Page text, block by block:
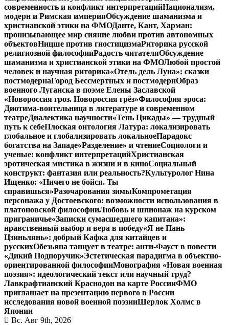
современность и конфликт интерпретацийНационализм,
модерн и Римская империяОбсуждение шаманизма и
христианской этики на ФМОДанте, Кант, Харман:
пронизывающее мир сияние любви против автономных
объектовНицше против гностицизмаРиторика русской
религиозной философииРадость читателяОбсуждение
шаманизма и христианской этики на ФМОЛюбой простой
человек и научная риторика«Отель дель Луна»: сказки
постмодернаГород Бессмертных и постмодернОбраз
военного Луганска в поэме Елены Заславской
«Новороссия гроз. Новороссия грёз»Философия эроса:
Диотима-воительница в литературе и современном
театреДиалектика научности«Тень Цикады» — трудный
путь к себеПлоская онтология Латура: локализировать
глобальное и глобализировать локальноеПарадокс
богатства на Западе«Разделение» и чтениеСоциологи и
ученые: конфликт интерпретацийХристианская
эротическая мистика в жизни и в киноСоциальный
конструкт: фантазия или реальность?Культуролог Нина
Ищенко: «Ничего не бойся. Ты
справишься»Разочарования зимыКомпрометация
персонажа у Достоевского: возможности использования в
платоновской философииЛюбовь и шпионаж на курском
приграничье«Записки сумасшедшего капитана»:
нравственный выбор и вера в победу«Я не Пань
Цзиньлянь»: добрый Кафка для китайцев и
русскихОбезьяна танцует в театре: анти-Фауст в повести
«Дикий Подпоручик»Эстетическая парадигма в объектно-
ориентированной философииМонография «Новая военная
поэзия»: идеологический текст или научный труд?
Лавкрафтианский Краснодон на карте РоссииФМО
приглашает на презентацию первого в России
исследования новой военной поэзииШерлок Холмс в
Японии
Вс. Авг 9th, 2026